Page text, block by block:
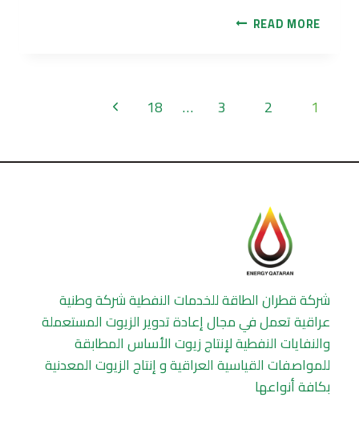
READ MORE تكرير
Page
1
2
3
…
18
Next
شركة قطران الطاقة للخدمات النفطية شركة وطنية
عراقية تعمل في مجال إعادة تدوير الزيوت المستعملة
والنفايات النفطية لإنتاج زيوت الأساس المطابقة
للمواصفات القياسية العراقية و إنتاج الزيوت المعدنية
بكافة أنواعها